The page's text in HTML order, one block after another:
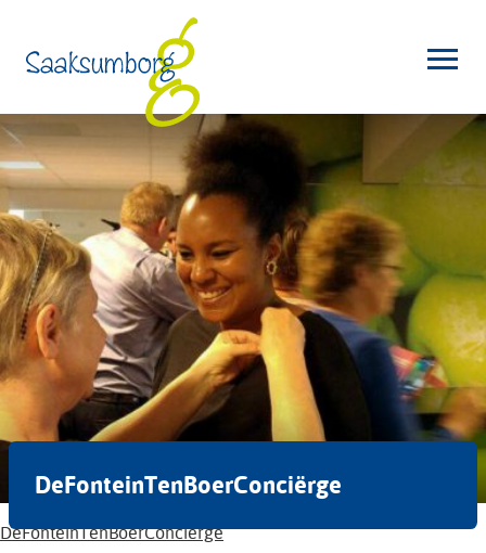
DeFonteinTenBoerConciërge
DeFonteinTenBoerConciërge